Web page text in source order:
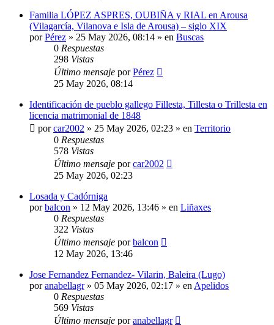
Familia LÓPEZ ASPRES, OUBIÑA y RIAL en Arousa
(Vilagarcía, Vilanova e Isla de Arousa) – siglo XIX
porPérez » 25 May 2026, 08:14 » en Buscas
0 Respuestas
298 Vistas
Último mensaje porPérez
25 May 2026, 08:14
Identificación de pueblo gallego Fillesta, Tillesta o Trillesta en
licencia matrimonial de 1848
porcar2002 » 25 May 2026, 02:23 » en Territorio
0 Respuestas
578 Vistas
Último mensaje porcar2002
25 May 2026, 02:23
Losada y Cadórniga
porbalcon » 12 May 2026, 13:46 » en Liñaxes
0 Respuestas
322 Vistas
Último mensaje porbalcon
12 May 2026, 13:46
Jose Fernandez Fernandez- Vilarin, Baleira (Lugo)
poranabellagr» 05 May 2026, 02:17 » en Apelidos
0 Respuestas
569 Vistas
Último mensaje poranabellagr